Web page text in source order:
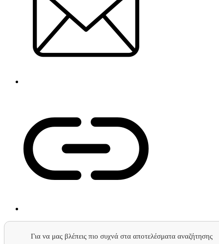
Για να μας βλέπεις πιο συχνά στα αποτελέσματα αναζήτησης